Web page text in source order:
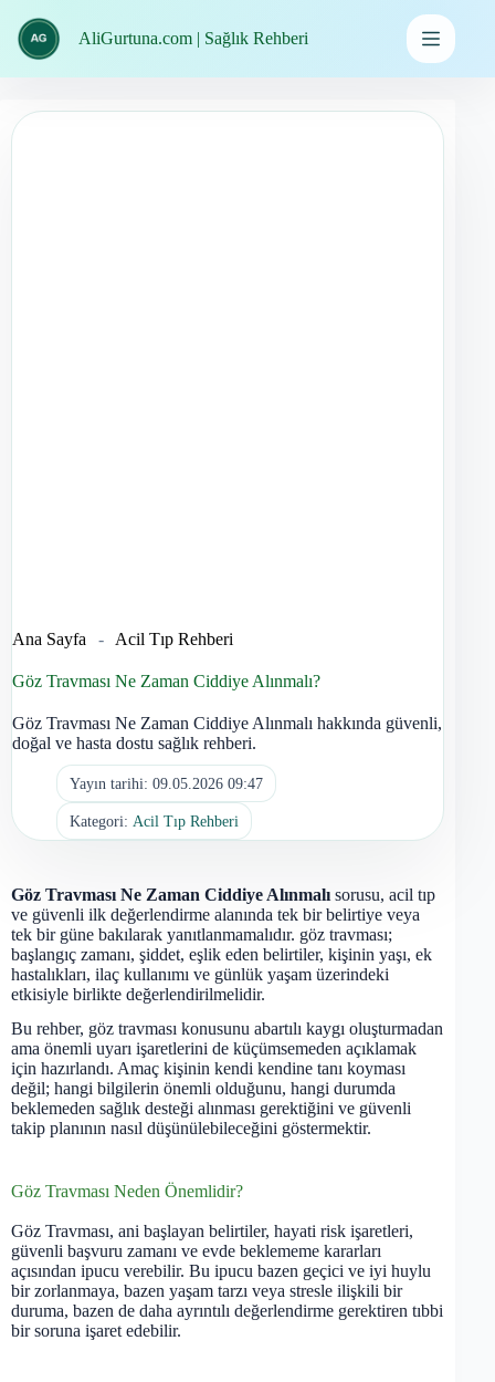
geç
AliGurtuna.com | Sağlık Rehberi
Ana Sayfa - Acil Tıp Rehberi
Göz Travması Ne Zaman Ciddiye Alınmalı?
Göz Travması Ne Zaman Ciddiye Alınmalı hakkında güvenli,
doğal ve hasta dostu sağlık rehberi.
Yayın tarihi: 09.05.2026 09:47
Kategori: Acil Tıp Rehberi
Göz Travması Ne Zaman Ciddiye Alınmalı sorusu, acil tıp
ve güvenli ilk değerlendirme alanında tek bir belirtiye veya
tek bir güne bakılarak yanıtlanmamalıdır. göz travması;
başlangıç zamanı, şiddet, eşlik eden belirtiler, kişinin yaşı, ek
hastalıkları, ilaç kullanımı ve günlük yaşam üzerindeki
etkisiyle birlikte değerlendirilmelidir.
Bu rehber, göz travması konusunu abartılı kaygı oluşturmadan
ama önemli uyarı işaretlerini de küçümsemeden açıklamak
için hazırlandı. Amaç kişinin kendi kendine tanı koyması
değil; hangi bilgilerin önemli olduğunu, hangi durumda
beklemeden sağlık desteği alınması gerektiğini ve güvenli
takip planının nasıl düşünülebileceğini göstermektir.
Göz Travması Neden Önemlidir?
Göz Travması, ani başlayan belirtiler, hayati risk işaretleri,
güvenli başvuru zamanı ve evde beklememe kararları
açısından ipucu verebilir. Bu ipucu bazen geçici ve iyi huylu
bir zorlanmaya, bazen yaşam tarzı veya stresle ilişkili bir
duruma, bazen de daha ayrıntılı değerlendirme gerektiren tıbbi
bir soruna işaret edebilir.